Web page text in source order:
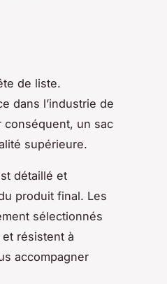
de liste.
dans l’industrie de
conséquent, un sac
supérieure.
détaillé et
produit final. Les
sélectionnés
résistent à
accompagner